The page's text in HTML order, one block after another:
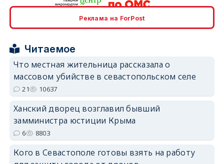
erid: 2SDnjdPjgYS
Реклама на ForPost
Читаемое
Что местная жительница рассказала о
массовом убийстве в севастопольском селе
21 10637
Ханский дворец возглавил бывший
замминистра юстиции Крыма
6 8803
Кого в Севастополе готовы взять на работу